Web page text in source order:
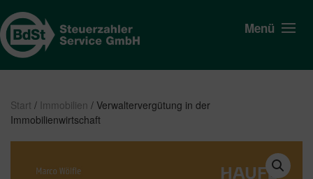
Menü
Start / Immobilien / Verwaltervergütung in der
Immobilienwirtschaft